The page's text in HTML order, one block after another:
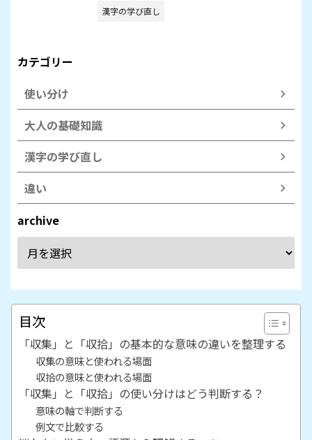
漢字の学び直し
カテゴリー
使い分け
大人の基礎知識
漢字の学び直し
違い
archive
目次
「収集」と「収拾」の基本的な意味の違いを整理する
収集の意味と使われる場面
収拾の意味と使われる場面
「収集」と「収拾」の使い分けはどう判断する？
意味の軸で判断する
例文で比較する